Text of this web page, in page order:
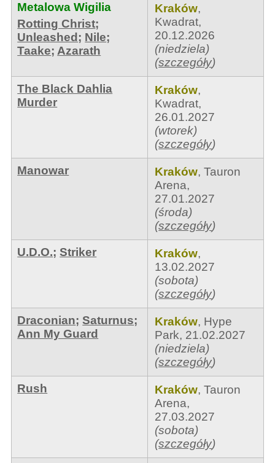
Metalowa Wigilia
Rotting Christ;
Unleashed; Nile;
Taake; Azarath
Kraków,
Kwadrat,
20.12.2026
(niedziela)
(szczegóły)
The Black Dahlia
Murder
Kraków,
Kwadrat,
26.01.2027
(wtorek)
(szczegóły)
Manowar Kraków,Tauron
Arena,
27.01.2027
(środa)
(szczegóły)
U.D.O.;Striker Kraków,
13.02.2027
(sobota)
(szczegóły)
Draconian;Saturnus;
Ann My Guard
Kraków, Hype
Park, 21.02.2027
(niedziela)
(szczegóły)
Rush Kraków,Tauron
Arena,
27.03.2027
(sobota)
(szczegóły)